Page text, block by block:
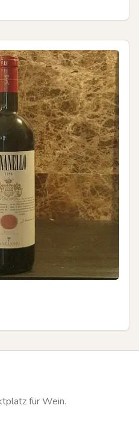
für Wein.